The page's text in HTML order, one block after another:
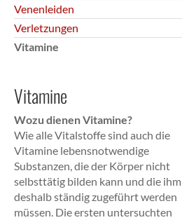
Venenleiden
Verletzungen
Vitamine
Vitamine
Wozu dienen Vitamine?
Wie alle Vitalstoffe sind auch die
Vitamine lebensnotwendige
Substanzen, die der Körper nicht
selbsttätig bilden kann und die ihm
deshalb ständig zugeführt werden
müssen. Die ersten untersuchten